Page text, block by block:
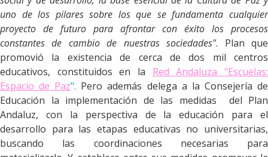
uno de los pilares sobre los que se fundamenta cualquier
proyecto de futuro para afrontar con éxito los procesos
constantes de cambio de nuestras sociedades". Plan que
promovió la existencia de cerca de dos mil centros
educativos, constituidos en la
Red Andaluza "Escuelas:
Espacio de Paz". Pero además delega a la Consejería de
Educación la implementación de las medidas del Plan
Andaluz, con la perspectiva de la educación para el
desarrollo para las etapas educativas no universitarias,
buscando las coordinaciones necesarias para